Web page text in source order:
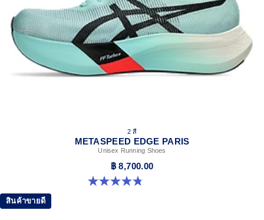
2 สี
METASPEED EDGE PARIS
Unisex Running Shoes
฿ 8,700.00
4.8 จาก 5 ดาว 787 รีวิว
สินค้าขายดี